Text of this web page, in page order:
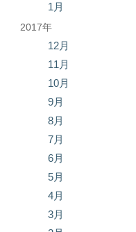
1月
2017年
12月
11月
10月
9月
8月
7月
6月
5月
4月
3月